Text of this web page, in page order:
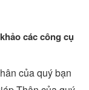
các công cụ
của quý bạn